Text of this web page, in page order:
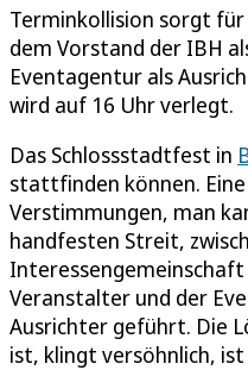
Terminkollision sorgt
dem Vorstand der IBH
Eventagentur als
wird auf 16 Uhr verlegt.
Das Schlossstadtfest in
stattfinden können.
Verstimmungen, man
handfesten Streit,
Veranstalter und der
Ausrichter geführt. Die
ist, klingt versöhnlich,